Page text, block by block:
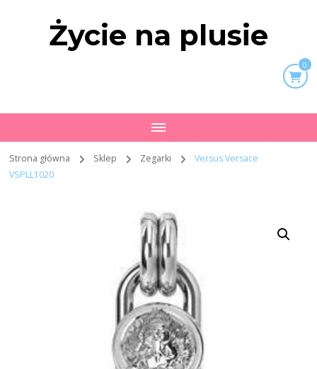
Życie na plusie
0
Strona główna Sklep Zegarki
Versus Versace
VSPLL1020